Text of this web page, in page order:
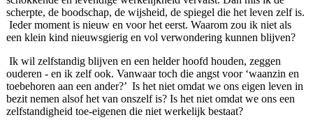
scherpte, de boodschap, de wijsheid, de spiegel die het leven zelf is.
Ieder moment is nieuw en voor het eerst. Waarom zou ik niet als
een klein kind nieuwsgierig en vol verwondering kunnen blijven?
Ik wil zelfstandig blijven en een helder hoofd houden, zeggen
ouderen - en ik zelf ook. Vanwaar toch die angst voor ‘waanzin en
toebehoren aan een ander?’ Is het niet omdat we ons eigen leven in
bezit nemen alsof het van onszelf is? Is het niet omdat we ons een
zelfstandigheid toe-eigenen die niet werkelijk bestaat?